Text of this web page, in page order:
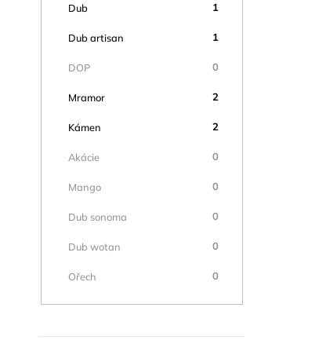
Dub 1
Dub artisan 1
DOP 0
Mramor 2
Kámen 2
Akácie 0
Mango 0
Dub sonoma 0
Dub wotan 0
Ořech 0